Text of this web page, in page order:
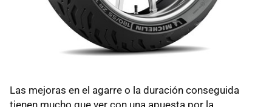
Las mejoras en el agarre o la duración conseguida
tienen mucho que ver con una apuesta por la